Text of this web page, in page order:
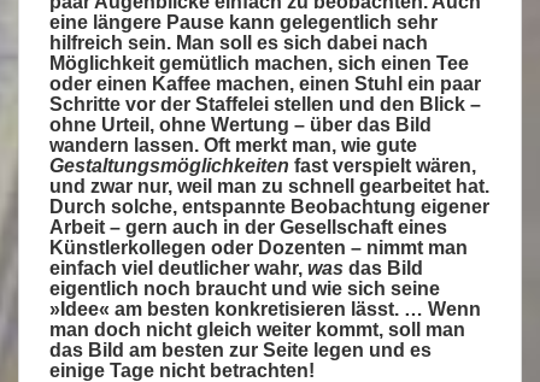
eine längere Pause kann gelegentlich sehr
hilfreich sein. Man soll es sich dabei nach
Möglichkeit gemütlich machen, sich einen Tee
oder einen Kaffee machen, einen Stuhl ein paar
Schritte vor der Staffelei stellen und den Blick –
ohne Urteil, ohne Wertung – über das Bild
wandern lassen. Oft merkt man, wie gute
Gestaltungsmöglichkeiten fast verspielt wären,
und zwar nur, weil man zu schnell gearbeitet hat.
Durch solche, entspannte Beobachtung eigener
Arbeit – gern auch in der Gesellschaft eines
Künstlerkollegen oder Dozenten – nimmt man
einfach viel deutlicher wahr, was das Bild
eigentlich noch braucht und wie sich seine
»Idee« am besten konkretisieren lässt. … Wenn
man doch nicht gleich weiter kommt, soll man
das Bild am besten zur Seite legen und es
einige Tage nicht betrachten!